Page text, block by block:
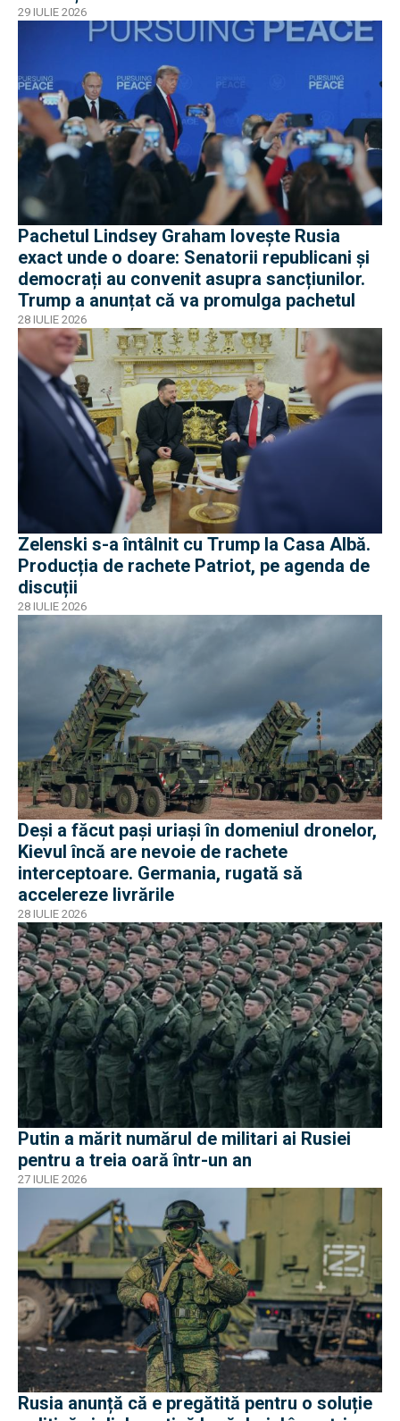
29 IULIE 2026
Pachetul Lindsey Graham lovește Rusia
exact unde o doare: Senatorii republicani și
democrați au convenit asupra sancțiunilor.
Trump a anunțat că va promulga pachetul
28 IULIE 2026
Zelenski s-a întâlnit cu Trump la Casa Albă.
Producția de rachete Patriot, pe agenda de
discuții
28 IULIE 2026
Deși a făcut pași uriași în domeniul dronelor,
Kievul încă are nevoie de rachete
interceptoare. Germania, rugată să
accelereze livrările
28 IULIE 2026
Putin a mărit numărul de militari ai Rusiei
pentru a treia oară într-un an
27 IULIE 2026
Rusia anunță că e pregătită pentru o soluție